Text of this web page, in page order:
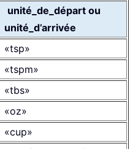
unité_de_départ ou
unité_d’arrivée
«tsp»
«tspm»
«tbs»
«oz»
«cup»